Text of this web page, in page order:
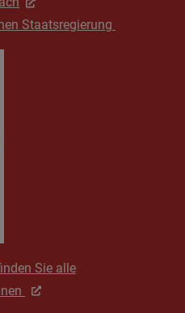
Staatsregierung
Sie alle